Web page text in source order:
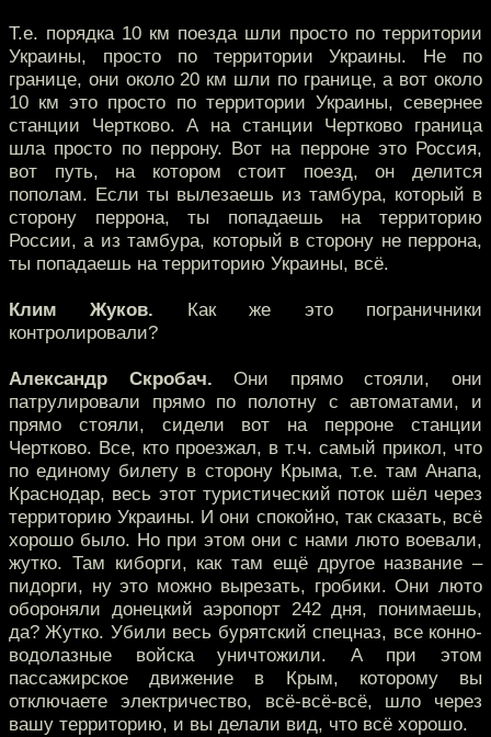
Т.е. порядка 10 км поезда шли просто по территории
Украины, просто по территории Украины. Не по
границе, они около 20 км шли по границе, а вот около
10 км это просто по территории Украины, севернее
станции Чертково. А на станции Чертково граница
шла просто по перрону. Вот на перроне это Россия,
вот путь, на котором стоит поезд, он делится
пополам. Если ты вылезаешь из тамбура, который в
сторону перрона, ты попадаешь на территорию
России, а из тамбура, который в сторону не перрона,
ты попадаешь на территорию Украины, всё.
Клим Жуков. Как же это пограничники
контролировали?
Александр Скробач. Они прямо стояли, они
патрулировали прямо по полотну с автоматами, и
прямо стояли, сидели вот на перроне станции
Чертково. Все, кто проезжал, в т.ч. самый прикол, что
по единому билету в сторону Крыма, т.е. там Анапа,
Краснодар, весь этот туристический поток шёл через
территорию Украины. И они спокойно, так сказать, всё
хорошо было. Но при этом они с нами люто воевали,
жутко. Там киборги, как там ещё другое название –
пидорги, ну это можно вырезать, гробики. Они люто
обороняли донецкий аэропорт 242 дня, понимаешь,
да? Жутко. Убили весь бурятский спецназ, все конно-
водолазные войска уничтожили. А при этом
пассажирское движение в Крым, которому вы
отключаете электричество, всё-всё-всё, шло через
вашу территорию, и вы делали вид, что всё хорошо.